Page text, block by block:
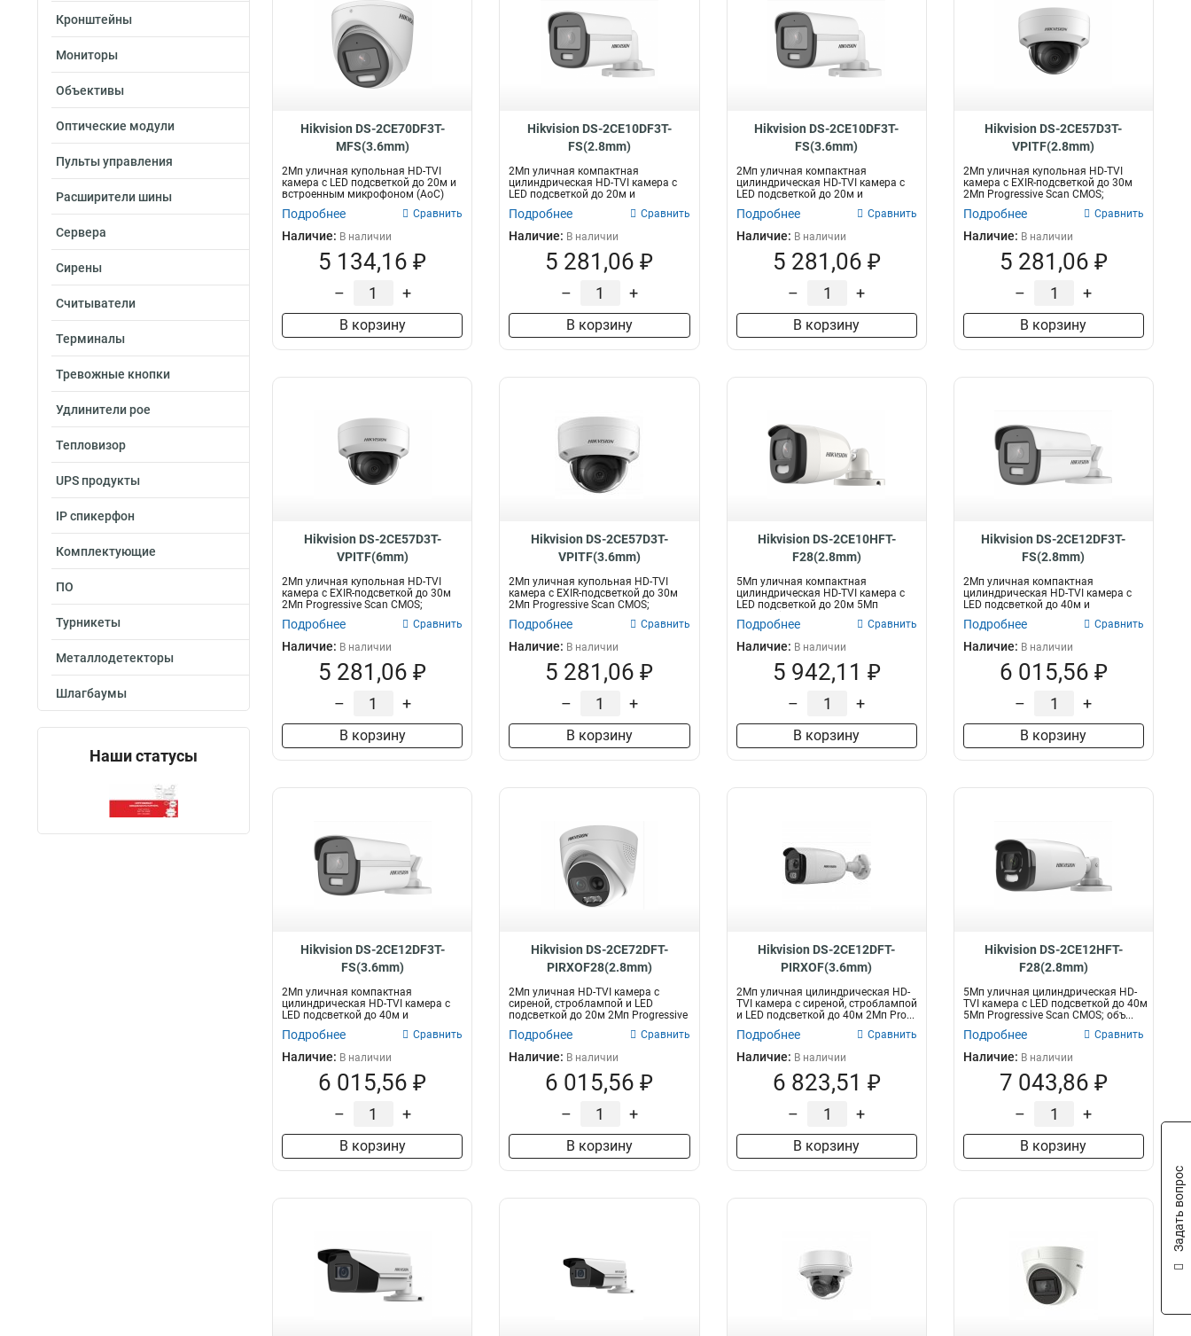
Кронштейны
Мониторы
Объективы
Оптические модули
Пульты управления
Расширители шины
Сервера
Сирены
Считыватели
Терминалы
Тревожные кнопки
Удлинители poe
Тепловизор
UPS продукты
IP спикерфон
Комплектующие
ПО
Турникеты
Металлодетекторы
Шлагбаумы
Наши статусы
Hikvision DS-2CE70DF3T-
MFS(3.6mm)
2Мп уличная купольная HD-TVI
камера с LED подсветкой до 20м и
встроенным микрофоном (AoC)
Подробнее Сравнить
Наличие: В наличии
5 134,16 ₽
– +
В корзину
Hikvision DS-2CE10DF3T-
FS(2.8mm)
2Мп уличная компактная
цилиндрическая HD-TVI камера с
LED подсветкой до 20м и
встроенным микроф...
Подробнее Сравнить
Наличие: В наличии
5 281,06 ₽
– +
В корзину
Hikvision DS-2CE10DF3T-
FS(3.6mm)
2Мп уличная компактная
цилиндрическая HD-TVI камера с
LED подсветкой до 20м и
встроенным микроф...
Подробнее Сравнить
Наличие: В наличии
5 281,06 ₽
– +
В корзину
Hikvision DS-2CE57D3T-
VPITF(2.8mm)
2Мп уличная купольная HD-TVI
камера с EXIR-подсветкой до 30м
2Мп Progressive Scan CMOS;
объекти...
Подробнее Сравнить
Наличие: В наличии
5 281,06 ₽
– +
В корзину
Hikvision DS-2CE57D3T-
VPITF(6mm)
2Мп уличная купольная HD-TVI
камера с EXIR-подсветкой до 30м
2Мп Progressive Scan CMOS;
объекти...
Подробнее Сравнить
Наличие: В наличии
5 281,06 ₽
– +
В корзину
Hikvision DS-2CE57D3T-
VPITF(3.6mm)
2Мп уличная купольная HD-TVI
камера с EXIR-подсветкой до 30м
2Мп Progressive Scan CMOS;
объекти...
Подробнее Сравнить
Наличие: В наличии
5 281,06 ₽
– +
В корзину
Hikvision DS-2CE10HFT-
F28(2.8mm)
5Мп уличная компактная
цилиндрическая HD-TVI камера с
LED подсветкой до 20м 5Мп
Progressive Sca...
Подробнее Сравнить
Наличие: В наличии
5 942,11 ₽
– +
В корзину
Hikvision DS-2CE12DF3T-
FS(2.8mm)
2Мп уличная компактная
цилиндрическая HD-TVI камера с
LED подсветкой до 40м и
встроенным микроф...
Подробнее Сравнить
Наличие: В наличии
6 015,56 ₽
– +
В корзину
Hikvision DS-2CE12DF3T-
FS(3.6mm)
2Мп уличная компактная
цилиндрическая HD-TVI камера с
LED подсветкой до 40м и
встроенным микроф...
Подробнее Сравнить
Наличие: В наличии
6 015,56 ₽
– +
В корзину
Hikvision DS-2CE72DFT-
PIRXOF28(2.8mm)
2Мп уличная HD-TVI камера с
сиреной, строблампой и LED
подсветкой до 20м 2Мп Progressive
Scan C...
Подробнее Сравнить
Наличие: В наличии
6 015,56 ₽
– +
В корзину
Hikvision DS-2CE12DFT-
PIRXOF(3.6mm)
2Мп уличная цилиндрическая HD-
TVI камера с сиреной, строблампой
и LED подсветкой до 40м 2Мп Pro...
Подробнее Сравнить
Наличие: В наличии
6 823,51 ₽
– +
В корзину
Hikvision DS-2CE12HFT-
F28(2.8mm)
5Мп уличная цилиндрическая HD-
TVI камера с LED подсветкой до 40м
5Мп Progressive Scan CMOS; объ...
Подробнее Сравнить
Наличие: В наличии
7 043,86 ₽
– +
В корзину
Задать вопрос